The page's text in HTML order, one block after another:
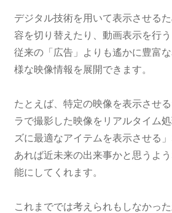
デジタル技術を用いて表示させる
容を切り替えたり、動画表示を行う
従来の「広告」よりも遙かに豊富
様な映像情報を展開できます。
たとえば、特定の映像を表示させ
ラで撮影した映像をリアルタイム
ズに最適なアイテムを表示させる
あれば近未来の出来事かと思うよ
能にしてくれます。
これまででは考えられもしなかっ